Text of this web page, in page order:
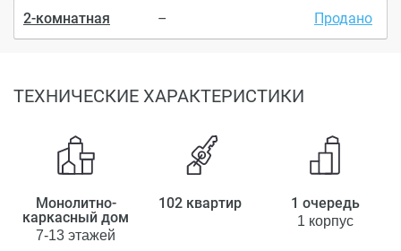
2-комнатная – Продано
ТЕХНИЧЕСКИЕ ХАРАКТЕРИСТИКИ
Монолитно-
каркасный дом
7-13 этажей
102 квартир 1 очередь
1 корпус